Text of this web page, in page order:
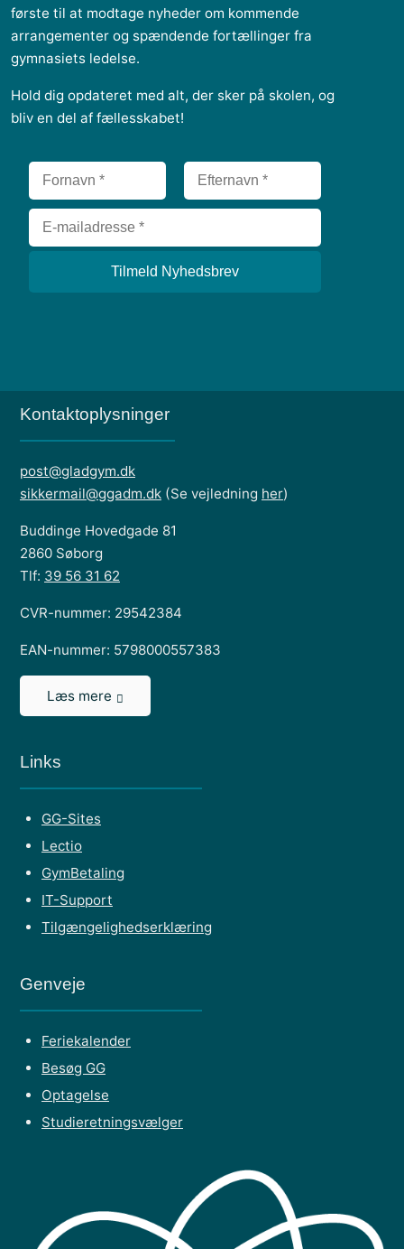
første til at modtage nyheder om kommende
arrangementer og spændende fortællinger fra
gymnasiets ledelse.
Hold dig opdateret med alt, der sker på skolen, og
bliv en del af fællesskabet!
Kontaktoplysninger
post@gladgym.dk
sikkermail@ggadm.dk (Se vejledning her)
Buddinge Hovedgade 81
2860 Søborg
Tlf: 39 56 31 62
CVR-nummer: 29542384
EAN-nummer: 5798000557383
Læs mere
Links
GG-Sites
Lectio
GymBetaling
IT-Support
Tilgængelighedserklæring
Genveje
Feriekalender
Besøg GG
Optagelse
Studieretningsvælger